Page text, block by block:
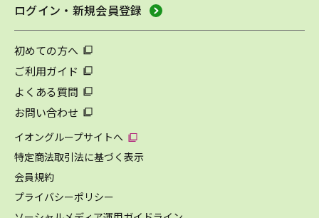
ログイン・新規会員登録
初めての方へ
ご利用ガイド
よくある質問
お問い合わせ
イオングループサイトへ
特定商法取引法に基づく表示
会員規約
プライバシーポリシー